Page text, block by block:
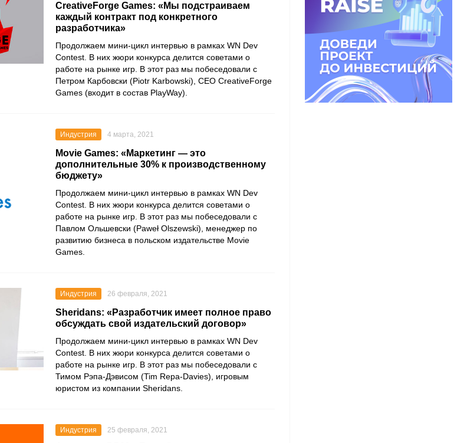
CreativeForge Games: «Мы подстраиваем
каждый контракт под конкретного
разработчика»
Продолжаем мини-цикл интервью в рамках WN Dev
Contest . В них жюри конкурса делится советами о
работе на рынке игр. В этот раз мы побеседовали с
Петром Карбовски (Piotr Karbowski), CEO CreativeForge
Games (входит в состав PlayWay).
Индустрия 4 марта, 2021
Movie Games: «Маркетинг — это
дополнительные 30% к производственному
бюджету»
Продолжаем мини-цикл интервью в рамках WN Dev
Contest . В них жюри конкурса делится советами о
работе на рынке игр. В этот раз мы побеседовали с
Павлом Ольшевски (Paweł Olszewski), менеджер по
развитию бизнеса в польском издательстве Movie
Games
Индустрия 26 февраля, 2021
Sheridans: «Разработчик имеет полное право
обсуждать свой издательский договор»
Продолжаем мини-цикл интервью в рамках WN Dev
Contest . В них жюри конкурса делится советами о
работе на рынке игр. В этот раз мы побеседовали с
Тимом Рэпа-Дэвисом (Tim Repa-Davies), игровым
юристом из компании Sheridans
Индустрия 25 февраля, 2021